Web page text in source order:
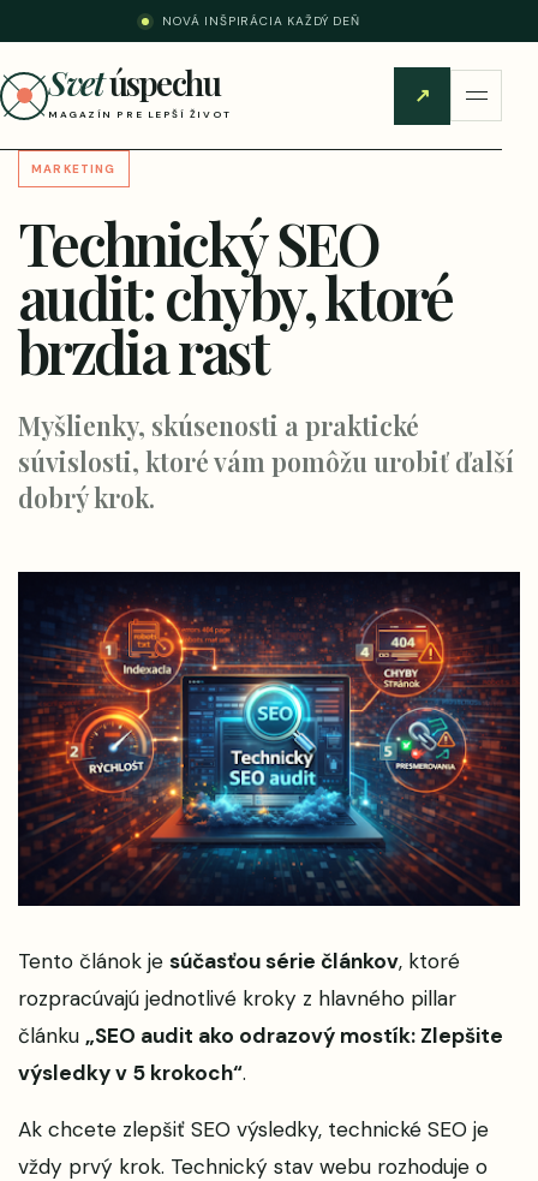
NOVÁ INŠPIRÁCIA KAŽDÝ DEŇ
Svetúspechu
MAGAZÍN PRE LEPŠÍ ŽIVOT
↗
MARKETING
Technický SEO
audit: chyby, ktoré
brzdia rast
Myšlienky, skúsenosti a praktické
súvislosti, ktoré vám pomôžu urobiť ďalší
dobrý krok.
Tento článok je súčasťou série článkov, ktoré
rozpracúvajú jednotlivé kroky z hlavného pillar
článku „SEO audit ako odrazový mostík: Zlepšite
výsledky v 5 krokoch“.
Ak chcete zlepšiť SEO výsledky, technické SEO je
vždy prvý krok. Technický stav webu rozhoduje o